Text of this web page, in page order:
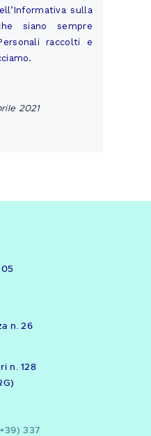
sulla
siano sempre
raccolti e
2021
n. 26
n. 128
337